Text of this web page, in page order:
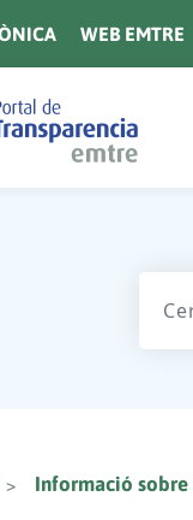
WEB EMTRE
Informació sobre